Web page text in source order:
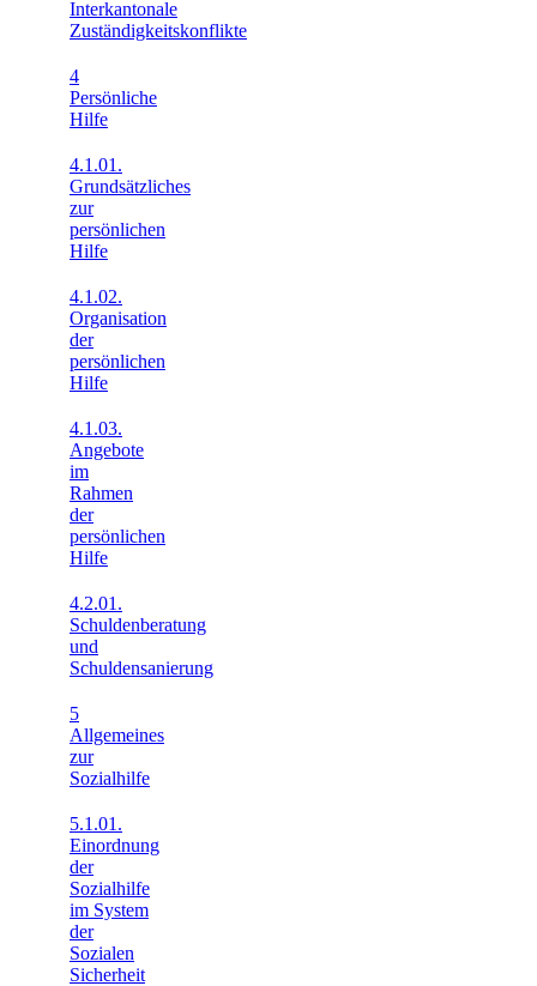
Interkantonale
Zuständigkeitskonflikte
4
Persönliche
Hilfe
4.1.01.
Grundsätzliches
zur
persönlichen
Hilfe
4.1.02.
Organisation
der
persönlichen
Hilfe
4.1.03.
Angebote
im
Rahmen
der
persönlichen
Hilfe
4.2.01.
Schuldenberatung
und
Schuldensanierung
5
Allgemeines
zur
Sozialhilfe
5.1.01.
Einordnung
der
Sozialhilfe
im System
der
Sozialen
Sicherheit